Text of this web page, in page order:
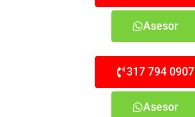
Asesor
317 794 0907
Asesor